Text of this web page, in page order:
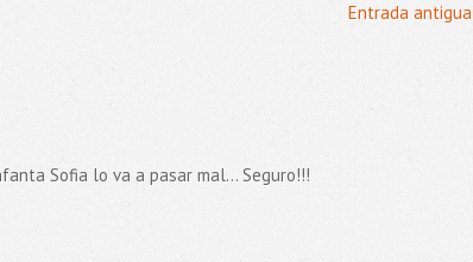
Entrada antigua
Sofia lo va a pasar mal... Seguro!!!